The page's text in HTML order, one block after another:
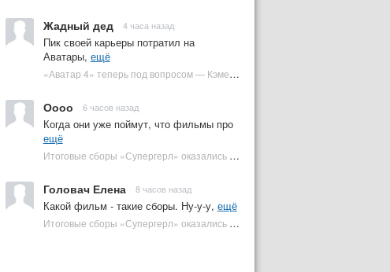
Жадный дед 4 часа назад
Пик своей карьеры потратил на
Аватары, ещё
«Аватар 4» теперь под вопросом — Кэмерон решил отойти от продолжения | Plugged In Ru
Оооо 6 часов назад
Когда они уже поймут, что фильмы про
ещё
Итоговые сборы «Супергерл» оказались худшими для DC за два десятилетия | Plugged In Ru
Головач Елена 8 часов назад
Какой фильм - такие сборы. Ну-у-у, ещё
Итоговые сборы «Супергерл» оказались худшими для DC за два десятилетия | Plugged In Ru